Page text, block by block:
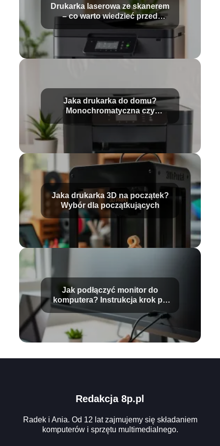
Drukarka laserowa ze skanerem
– co warto wiedzieć przed
Jaka drukarka do domu?
Monochromatyczna czy
kolorowa?
Jaka drukarka 3D na początek?
Wybór dla początkujących
Jak podłączyć monitor do
komputera? Instrukcja krok po
Redakcja 8p.pl
Radek i Ania. Od 12 lat zajmujemy się składaniem
komputerów i sprzętu multimedialnego.